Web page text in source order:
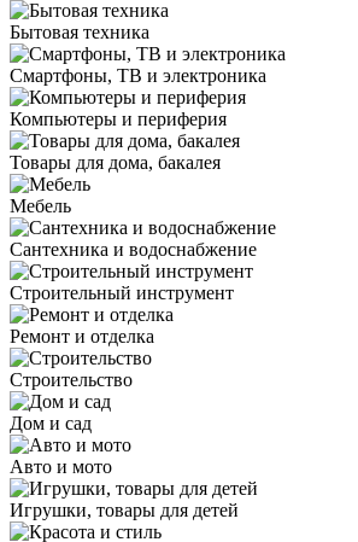
Бытовая техника
Смартфоны, ТВ и электроника
Компьютеры и периферия
Товары для дома, бакалея
Мебель
Сантехника и водоснабжение
Строительный инструмент
Ремонт и отделка
Строительство
Дом и сад
Авто и мото
Игрушки, товары для детей